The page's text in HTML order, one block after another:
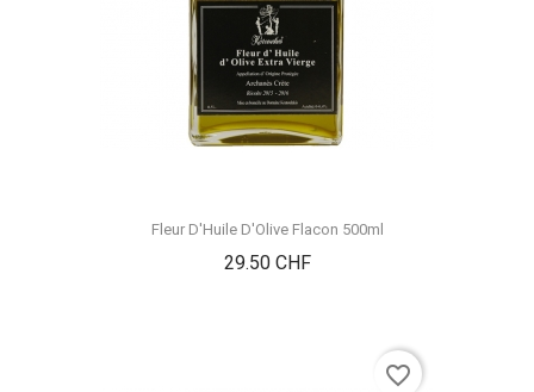
Fleur D'Huile D'Olive Flacon 500ml
29.50 CHFPrix
favorite_border